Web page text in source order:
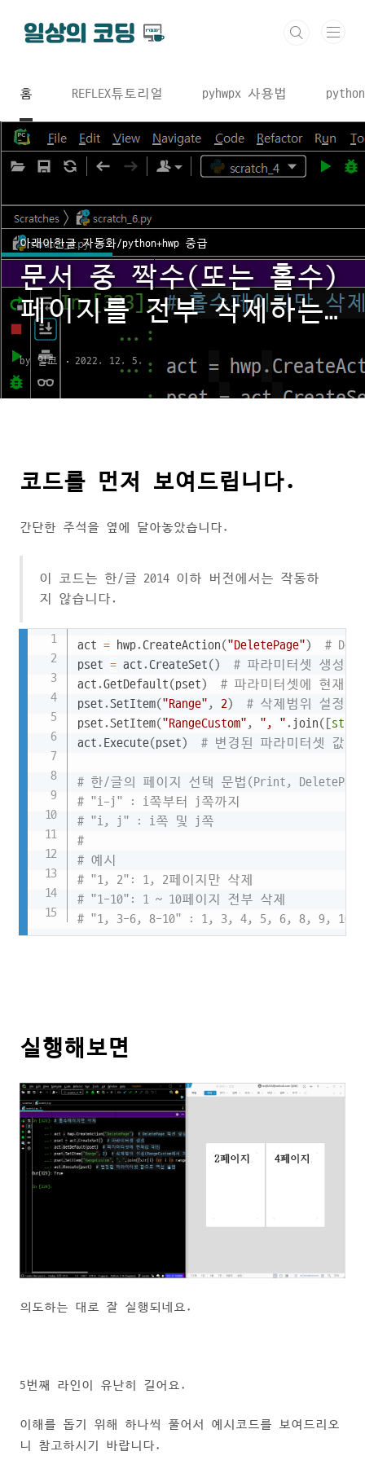
홈 REFLEX튜토리얼 pyhwpx 사용법
아래아한글 자동화/python+hwp 중급
문서 중 짝수(또는 홀수)
페이지를 전부 삭제하는
파이썬코드
by 일코 2022. 12. 5.
코드를 먼저 보여드립니다.
간단한 주석을 옆에 달아놓았습니다.
이 코드는 한/글 2014 이하 버전에서는 작동하
지 않습니다.
act = hwp.CreateAction("DeletePage")
#
pset = act.CreateSet()
# 파라미터셋 생성
act.GetDefault(pset)
# 파라미터셋에 현재값
pset.SetItem("Range" , 2)
# 삭제범위 설정.
pset.SetItem("RangeCustom" , ", ". join( [str
act. Execute(pset) # 변경된 파라미터셋 값으
# 한/글의 페이지 선택 문법(Print,
# "i-j" : i쪽부터 j쪽까지
# "i, j" : i쪽 및 j쪽
#
# 예시
# "1, 2": 1, 2페이지만 삭제
# "1-10": 1 ~ 10페이지 전부 삭제
# "1, 3-6, 8-10" : 1, 3, 4, 5, 6, 8, 9, 10페
Copy
실행해보면
의도하는 대로 잘 실행되네요.
5번째 라인이 유난히 길어요.
이해를 돕기 위해 하나씩 풀어서 예시코드를 보여드리오
니 참고하시기 바랍니다.